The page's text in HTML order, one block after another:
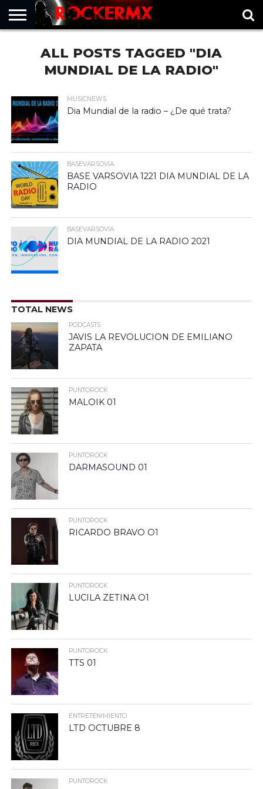
MUSICNEWS
FRAGMENTOS
ROCKERMX
BASEVARSOVIA
PUNTOROCK
ALL POSTS TAGGED "DIA
MUNDIAL DE LA RADIO"
MUSICNEWS
Dia Mundial de la radio – ¿De qué trata?
BASEVARSOVIA
BASE VARSOVIA 1221 DIA MUNDIAL DE LA
RADIO
BASEVARSOVIA
DIA MUNDIAL DE LA RADIO 2021
TOTAL NEWS
PODCASTS
JAVIS LA REVOLUCION DE EMILIANO
ZAPATA
PUNTOROCK
MALOIK 01
PUNTOROCK
DARMASOUND 01
PUNTOROCK
RICARDO BRAVO O1
PUNTOROCK
LUCILA ZETINA O1
PUNTOROCK
TTS 01
ENTRETENIMIENTO
LTD OCTUBRE 8
PUNTOROCK